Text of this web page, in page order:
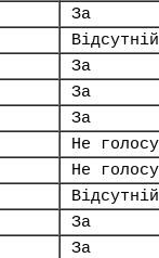
За
Відсутній
За
За
За
Не
Не
Відсутній
За
За